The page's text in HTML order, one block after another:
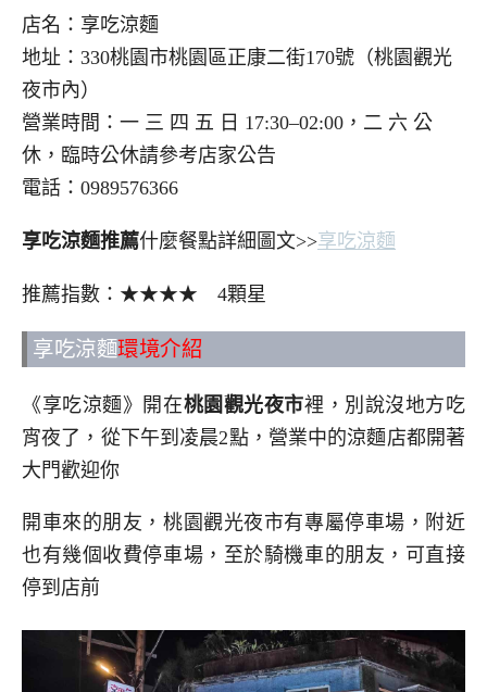
店名：享吃涼麵
地址：330桃園市桃園區正康二街170號（桃園觀光
夜市內）
營業時間：一 三 四 五 日 17:30–02:00，二 六 公
休，臨時公休請參考店家公告
電話：0989576366
享吃涼麵推薦什麼餐點詳細圖文>>享吃涼麵
推薦指數：★★★★ 4顆星
享吃涼麵環境介紹
《享吃涼麵》開在桃園觀光夜市裡，別說沒地方吃
宵夜了，從下午到凌晨2點，營業中的涼麵店都開著
大門歡迎你
開車來的朋友，桃園觀光夜市有專屬停車場，附近
也有幾個收費停車場，至於騎機車的朋友，可直接
停到店前